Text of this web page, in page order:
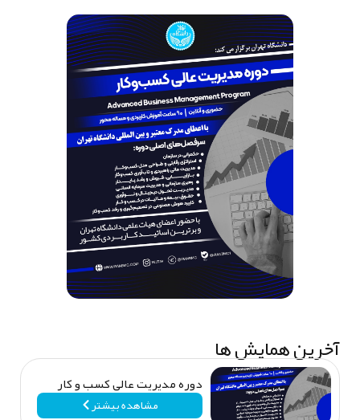
همایش ها
دوره مدیریت عالی کسب‌ و کار
مشاهده بیشتر